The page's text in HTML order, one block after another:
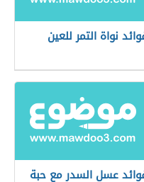
نواة التمر للعين
عسل السدر مع حبة